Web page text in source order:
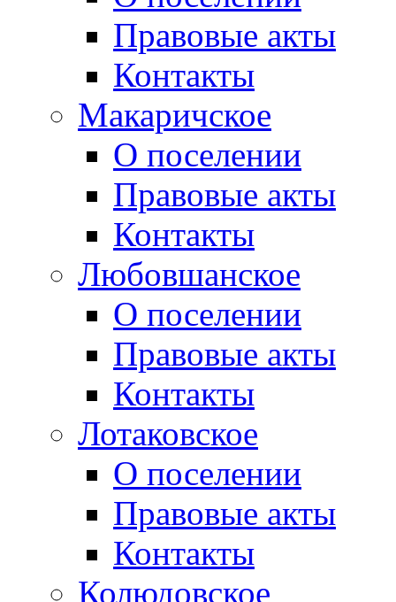
Правовые акты
Контакты
Макаричское
О поселении
Правовые акты
Контакты
Любовшанское
О поселении
Правовые акты
Контакты
Лотаковское
О поселении
Правовые акты
Контакты
Колюдовское